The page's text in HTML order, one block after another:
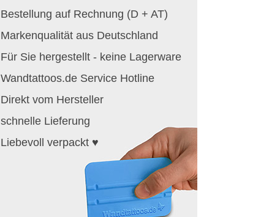
Bestellung auf Rechnung (D + AT)
Markenqualität aus Deutschland
Für Sie hergestellt - keine Lagerware
Wandtattoos.de Service Hotline
Direkt vom Hersteller
schnelle Lieferung
Liebevoll verpackt ♥